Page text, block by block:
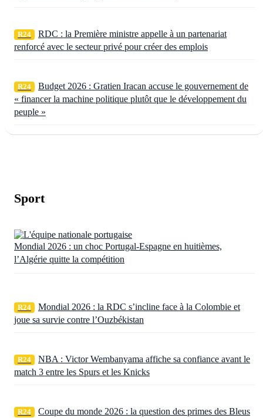
R24
RDC : la Première ministre appelle à un partenariat
renforcé avec le secteur privé pour créer des emplois
R24
Budget 2026 : Gratien Iracan accuse le gouvernement de
« financer la machine politique plutôt que le développement du
peuple »
Sport
Mondial 2026 : un choc Portugal-Espagne en huitièmes,
l’Algérie quitte la compétition
R24
Mondial 2026 : la RDC s’incline face à la Colombie et
joue sa survie contre l’Ouzbékistan
R24
NBA : Victor Wembanyama affiche sa confiance avant le
match 3 entre les Spurs et les Knicks
R24
Coupe du monde 2026 : la question des primes des Bleus